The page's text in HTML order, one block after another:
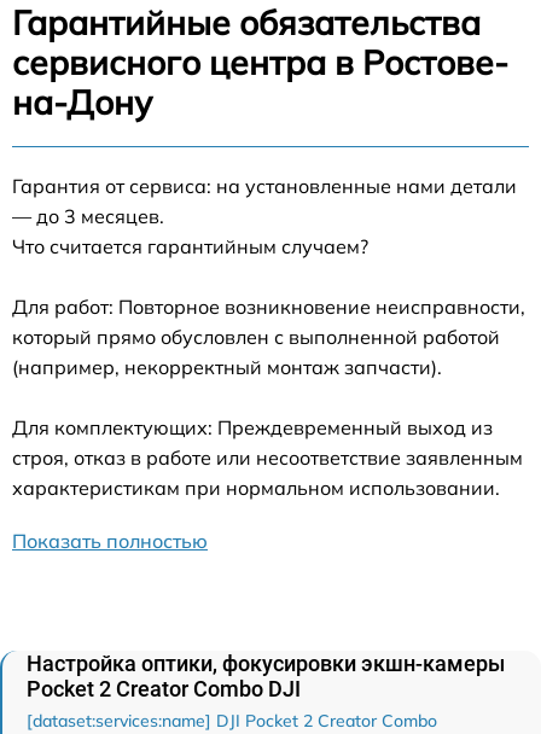
Гарантийные обязательства
сервисного центра в Ростове-
на-Дону
Гарантия от сервиса: на установленные нами детали
— до 3 месяцев.
Что считается гарантийным случаем?
Для работ: Повторное возникновение неисправности,
который прямо обусловлен с выполненной работой
(например, некорректный монтаж запчасти).
Для комплектующих: Преждевременный выход из
строя, отказ в работе или несоответствие заявленным
характеристикам при нормальном использовании.
Показать полностью
Настройка оптики, фокусировки экшн-камеры
Pocket 2 Creator Combo DJI
[dataset:services:name] DJI Pocket 2 Creator Combo